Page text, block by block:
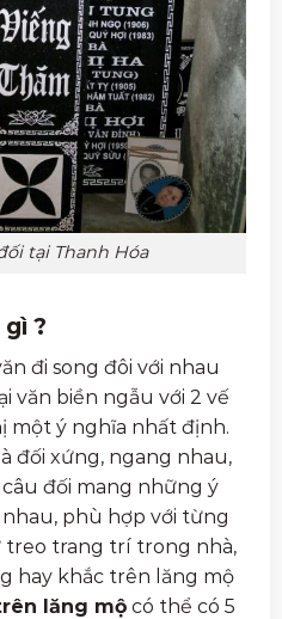
tại Thanh Hóa
?
đi song đôi với nhau
văn biền ngẫu với 2 vế
một ý nghĩa nhất định.
đối xứng, ngang nhau,
câu đối mang những ý
phù hợp với từng
trang trí trong nhà,
hay khắc trên lăng mộ
lăng mộ có thể có 5